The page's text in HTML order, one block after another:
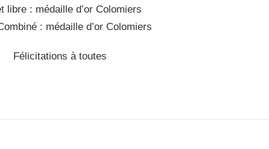
libre : médaille d’or Colomiers
: médaille d’or Colomiers
Félicitations à toutes